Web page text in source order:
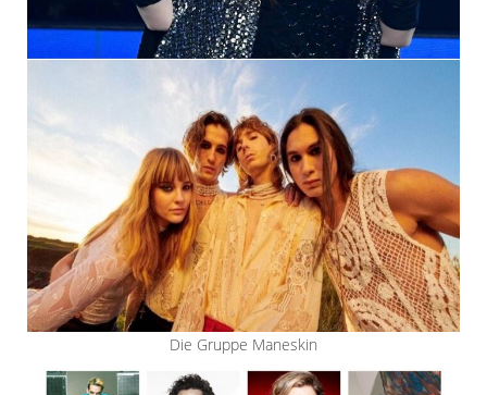
Die Gruppe Maneskin